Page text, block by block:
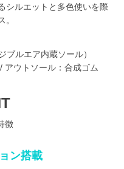
シルエットと多色使いを際
ブルエア内蔵ソール）
アウトソール：合成ゴム
徴
ン搭載